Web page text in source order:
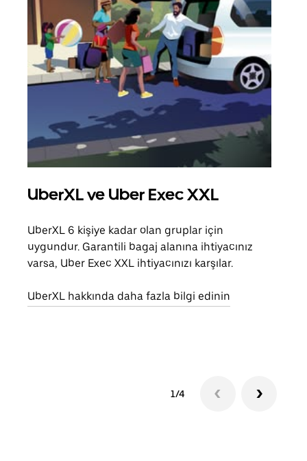
UberXL ve Uber Exec XXL
UberXL 6 kişiye kadar olan gruplar için
uygundur. Garantili bagaj alanına ihtiyacınız
varsa, Uber Exec XXL ihtiyacınızı karşılar.
UberXL hakkında daha fazla bilgi edinin
1/4